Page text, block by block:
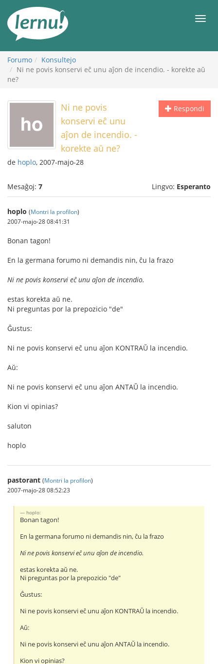
enhavo
Forumo
Konsultejo
Ni ne povis konservi eĉ unu aĵon de incendio. - korekte aŭ
ne?
Respondi
Ni ne povis
konservi eĉ unu
aĵon de incendio. -
korekte aŭ ne?
de hoplo, 2007-majo-28
Mesaĝoj: 7 Lingvo: Esperanto
hoplo (Montri la profilon)
2007-majo-28 08:41:31
Bonan tagon!
En la germana forumo ni demandis nin, ĉu la frazo
Ni ne povis konservi eĉ unu aĵon de incendio.
estas korekta aŭ ne.
Ni preguntas por la prepozicio "de"
Ĝustus:
Ni ne povis konservi eĉ unu aĵon KONTRAŬ la incendio.
Aŭ:
Ni ne povis konservi eĉ unu aĵon ANTAŬ la incendio.
Kion vi opinias?
saluton
hoplo
pastorant (Montri la profilon)
2007-majo-28 08:52:23
hoplo:
Bonan tagon!
En la germana forumo ni demandis nin, ĉu la frazo
Ni ne povis konservi eĉ unu aĵon de incendio.
estas korekta aŭ ne.
Ni preguntas por la prepozicio "de"
Ĝustus:
Ni ne povis konservi eĉ unu aĵon KONTRAŬ la incendio.
Aŭ:
Ni ne povis konservi eĉ unu aĵon ANTAŬ la incendio.
Kion vi opinias?